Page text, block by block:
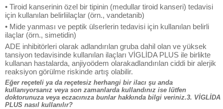
• Tiroid kanserinin özel bir tipinin (medullar tiroid kanseri) tedavisi
için kullanılan belirliilaçlar (örn., vandetanib)
• Mide yanması ve peptik ülserlerin tedavisi için kullanılan belirli
ilaçlar (örn., simetidin)
ADE inhibitörleri olarak adlandırılan gruba dahil olan ve yüksek
tansiyon tedavisinde kullanılan ilaçları VİGLİDA PLUS ile birlikte
kullanan hastalarda, anjiyoödem olarakadlandırılan ciddi bir alerjik
reaksiyon görülme riskinde artış olabilir.
Eğer reçeteli ya da reçetesiz herhangi bir ilacı şu anda
kullanıyorsanız veya son zamanlarda kullandınız ise lütfen
doktorunuza veya eczacınıza bunlar hakkında bilgi veriniz.3. VİGLİDA
PLUS nasıl kullanılır?